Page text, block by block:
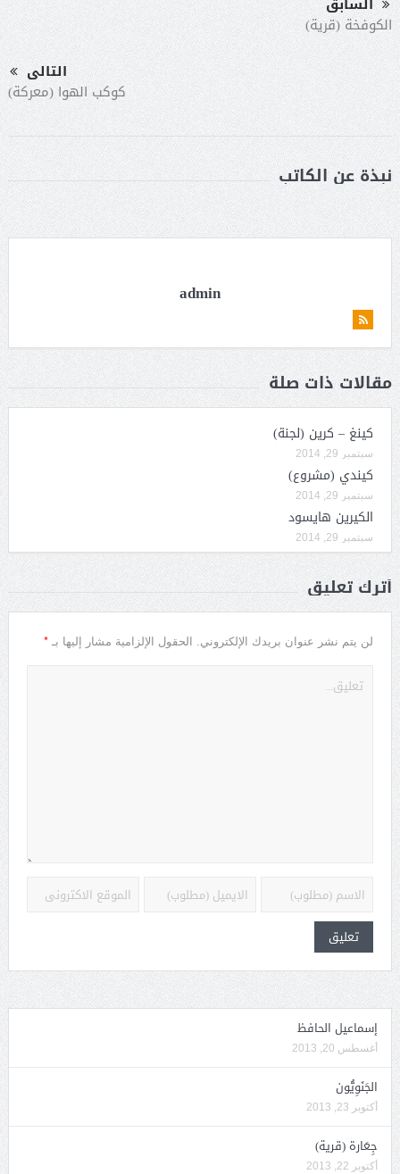
الكوفخة (قرية)
التالى
كوكب الهوا (معركة)
نبذة عن الكاتب
admin
مقالات ذات صلة
كينغ – كرين (لجنة)
سبتمبر 29, 2014
كيندي (مشروع)
سبتمبر 29, 2014
الكيرين هايسود
سبتمبر 29, 2014
أترك تعليق
لن يتم نشر عنوان بريدك الإلكتروني. الحقول الإلزامية مشار إليها بـ *
إسماعيل الحافظ
أغسطس 20, 2013
الجَنَوِيُّون
أكتوبر 23, 2013
جِعَارة (قرية)
أكتوبر 22, 2013